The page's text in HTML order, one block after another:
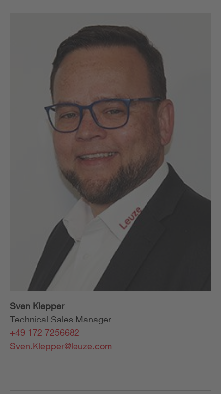
Sven Klepper
Technical Sales Manager
+49 172 7256682
Sven.Klepper@leuze.com